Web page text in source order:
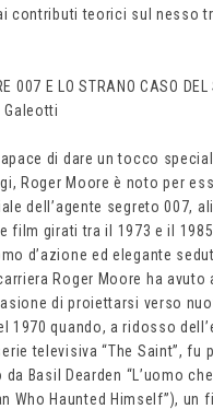
contributi teorici sul nesso
007 E LO STRANO CASO DEL
Galeotti
di dare un tocco
Roger Moore è noto per
dell’agente segreto 007,
film girati tra il 1973 e il
d’azione ed elegante
Roger Moore ha avuto
di proiettarsi verso
1970 quando, a ridosso
televisiva “The Saint”, fu
Basil Dearden “L’uomo
Who Haunted Himself”), un